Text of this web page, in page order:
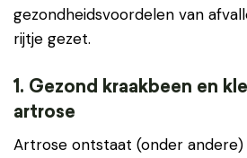
gezondheidsvoordelen van
rijtje gezet.
1. Gezond kraakbeen en
artrose
Artrose ontstaat (onder andere)